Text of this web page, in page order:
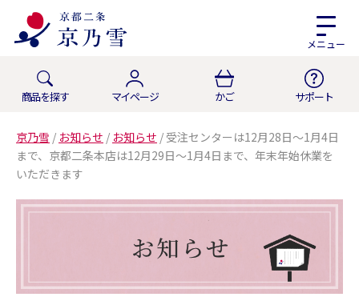
メニュー
商品を探す マイページ かご サポート
京乃雪 / お知らせ / お知らせ / 受注センターは12月28日～1月4日
まで、京都二条本店は12月29日～1月4日まで、年末年始休業を
いただきます